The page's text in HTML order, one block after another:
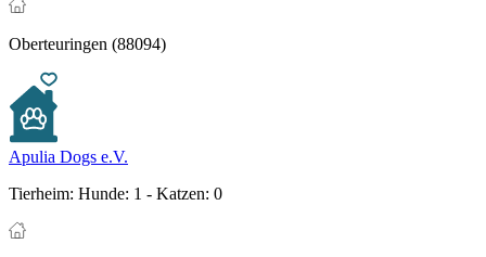
Oberteuringen (88094)
Apulia Dogs e.V.
Tierheim: Hunde: 1 - Katzen: 0